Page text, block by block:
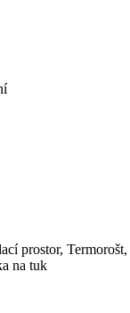
prostor, Termorošt,
na tuk